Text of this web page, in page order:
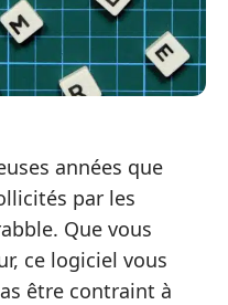
années que
par les
Que vous
ce logiciel vous
être contraint à